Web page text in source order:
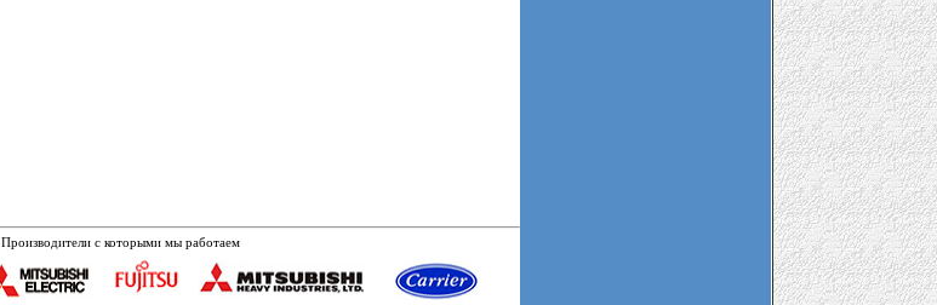
Производители с которыми мы работаем